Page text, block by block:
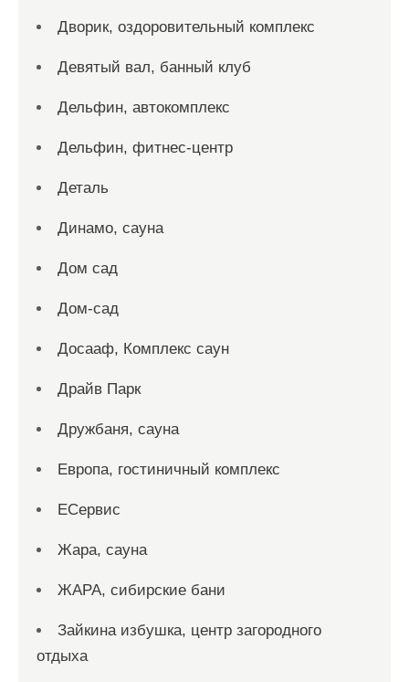
Дворик, оздоровительный комплекс
Девятый вал, банный клуб
Дельфин, автокомплекс
Дельфин, фитнес-центр
Деталь
Динамо, сауна
Дом сад
Дом-сад
Досааф, Комплекс саун
Драйв Парк
Дружбаня, сауна
Европа, гостиничный комплекс
ЕСервис
Жара, сауна
ЖАРА, сибирские бани
Зайкина избушка, центр загородного
отдыха